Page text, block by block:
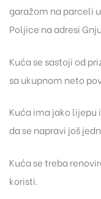
garažom na parceli
Poljice na adresi
Kuća se sastoji od
sa ukupnom neto
Kuća ima jako lijepu
da se napravi još
Kuća se treba
koristi.